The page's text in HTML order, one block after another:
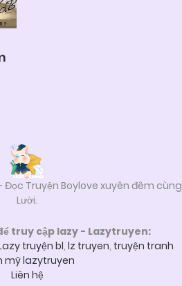
Truyện Boylove xuyên đêm cùng
Lười.
truy cập lazy - Lazytruyen:
truyện bl, lz truyen, truyện tranh
mỹ lazytruyen
Liên hệ